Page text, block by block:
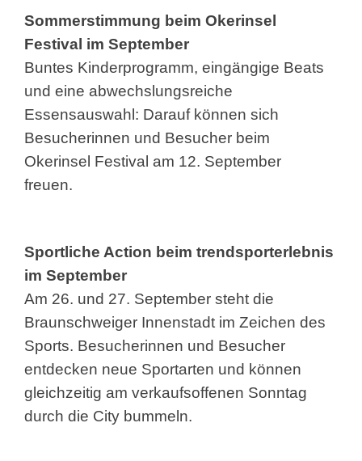
Sommerstimmung beim Okerinsel
Festival im September
Buntes Kinderprogramm, eingängige Beats
und eine abwechslungsreiche
Essensauswahl: Darauf können sich
Besucherinnen und Besucher beim
Okerinsel Festival am 12. September
freuen.
Sportliche Action beim trendsporterlebnis
im September
Am 26. und 27. September steht die
Braunschweiger Innenstadt im Zeichen des
Sports. Besucherinnen und Besucher
entdecken neue Sportarten und können
gleichzeitig am verkaufsoffenen Sonntag
durch die City bummeln.